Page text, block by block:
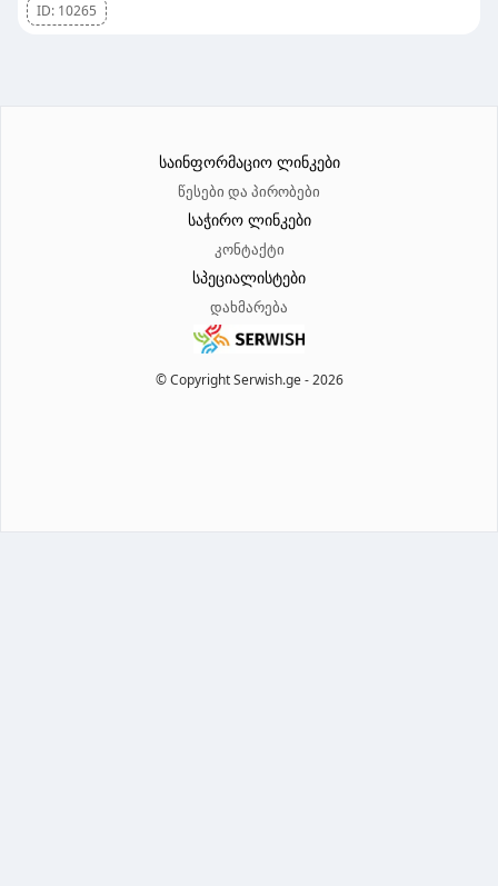
ID: 10265
© Copyright Serwish.ge -2026
საინფორმაციო ლინკები
წესები და პირობები
საჭირო ლინკები
კონტაქტი
სპეციალისტები
დახმარება